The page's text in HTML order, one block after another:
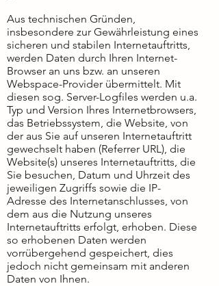
Aus technischen Gründen,
insbesondere zur Gewährleistung eines
sicheren und stabilen Internetauftritts,
werden Daten durch Ihren Internet-
Browser an uns bzw. an unseren
Webspace-Provider übermittelt. Mit
diesen sog. Server-Logfiles werden u.a.
Typ und Version Ihres Internetbrowsers,
das Betriebssystem, die Website, von
der aus Sie auf unseren Internetauftritt
gewechselt haben (Referrer URL), die
Website(s) unseres Internetauftritts, die
Sie besuchen, Datum und Uhrzeit des
jeweiligen Zugriffs sowie die IP-
Adresse des Internetanschlusses, von
dem aus die Nutzung unseres
Internetauftritts erfolgt, erhoben. Diese
so erhobenen Daten werden
vorrübergehend gespeichert, dies
jedoch nicht gemeinsam mit anderen
Daten von Ihnen.